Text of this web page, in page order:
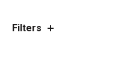
Filters